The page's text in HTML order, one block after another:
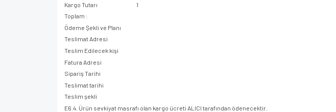
Kargo Tutarı 1
Toplam :
Ödeme Şekli ve Planı
Teslimat Adresi
Teslim Edilecek kişi
Fatura Adresi
Sipariş Tarihi
Teslimat tarihi
Teslim şekli
E6.4. Ürün sevkiyat masrafı olan kargo ücreti ALICI tarafından ödenecektir.